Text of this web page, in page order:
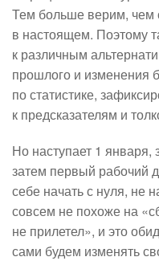
Тем больше верим,
в настоящем. Поэтому
к различным
прошлого и изменения
по статистике,
к предсказателям и
Но наступает 1 января,
затем первый рабочий
себе начать с нуля, не
совсем не похоже на
не прилетел», и это
сами будем изменять